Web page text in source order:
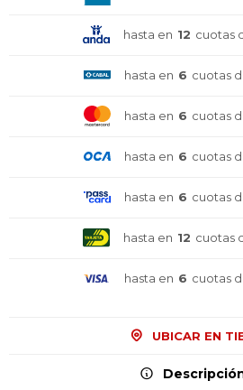
hasta en 12 cuotas
hasta en 6 cuotas
hasta en 6 cuotas
hasta en 6 cuotas
hasta en 6 cuotas
hasta en 12 cuotas
hasta en 6 cuotas
UBICAR EN